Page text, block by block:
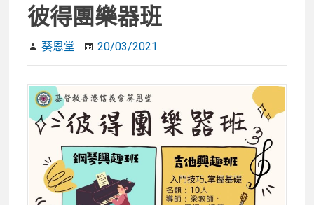
彼得團樂器班
葵恩堂 20/03/2021